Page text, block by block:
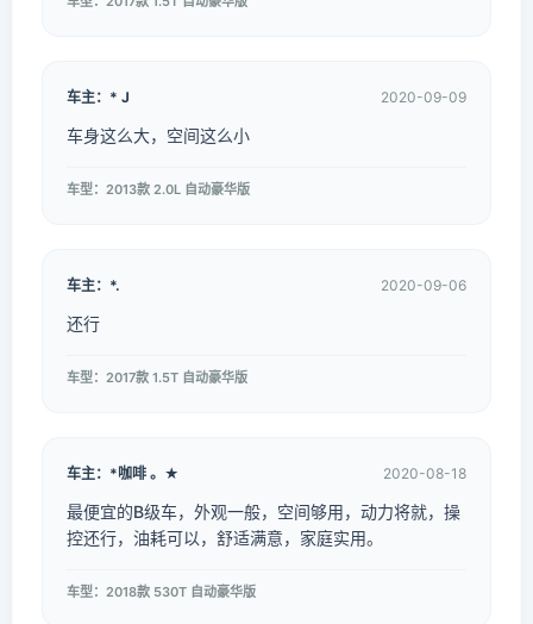
车主：* J 2020-09-09
车身这么大，空间这么小
车型：2013款 2.0L 自动豪华版
车主：*. 2020-09-06
还行
车型：2017款 1.5T 自动豪华版
车主：*咖啡 。★ 2020-08-18
最便宜的B级车，外观一般，空间够用，动力将就，操
控还行，油耗可以，舒适满意，家庭实用。
车型：2018款 530T 自动豪华版